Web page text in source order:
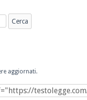
aggiornati.